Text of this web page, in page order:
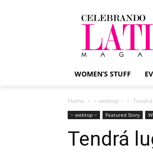
WOMEN’S STUFF
Home ~ webtop ~
~ webtop ~ Featured Story
Tendrá